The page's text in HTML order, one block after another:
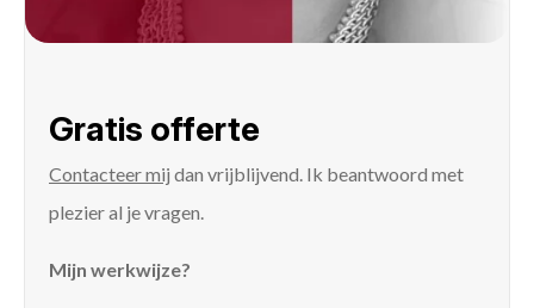
Gratis offerte
Contacteer mij dan vrijblijvend. Ik beantwoord met
plezier al je vragen.
Mijn werkwijze?